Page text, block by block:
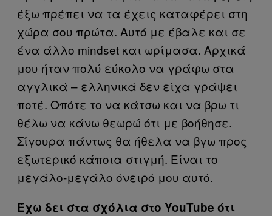
έξω πρέπει να τα έχεις καταφέρει στη
χώρα σου πρώτα. Αυτό με έβαλε και σε
ένα άλλο mindset και ωρίμασα. Αρχικά
μου ήταν πολύ εύκολο να γράφω στα
αγγλικά – ελληνικά δεν είχα γράψει
ποτέ. Οπότε το να κάτσω και να βρω τι
θέλω να κάνω θεωρώ ότι με βοήθησε.
Σίγουρα πάντως θα ήθελα να βγω προς
εξωτερικό κάποια στιγμή. Είναι το
μεγάλο-μεγάλο όνειρό μου αυτό.
Έχω δει στα σχόλια στο YouTube ότι